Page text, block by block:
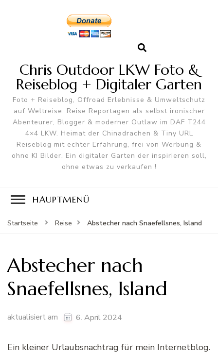
Chris Outdoor LKW Foto &
Reiseblog + Digitaler Garten
Foto + Reiseblog, Offroad Erlebnisse & Umweltschutz
auf Weltreise. Reise Reportagen als selbst ironischer
Abenteurer, Blogger & moderner Outlaw im DAF T244
4×4 LKW. Heimat der Chinadrachen & Tiny URL
Reiseblog mit echter Erfahrung, frei von Werbung &
ohne KI Bilder. Ein digitaler Garten der inspirieren soll,
ohne etwas zu verkaufen !
HAUPTMENÜ
Startseite Reise Abstecher nach Snaefellsnes, Island
Abstecher nach
Snaefellsnes, Island
aktualisiert am 6. April 2024
Ein kleiner Urlaubsnachtrag für mein Internetblog.